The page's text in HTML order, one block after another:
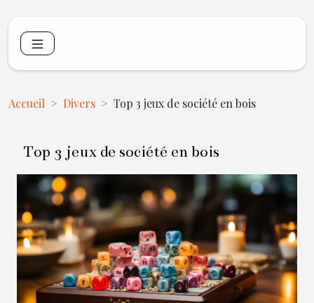
Accueil Divers Top 3 jeux de société en bois
Top 3 jeux de société en bois